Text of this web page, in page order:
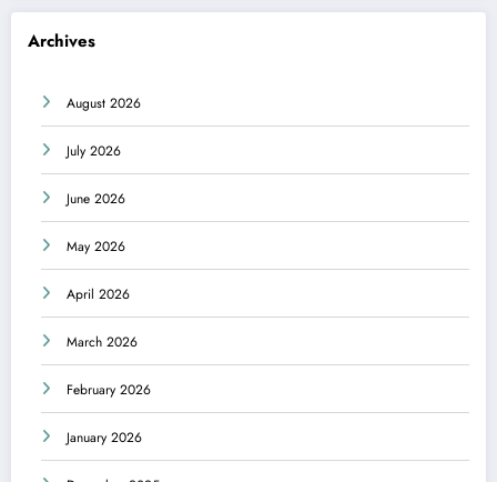
Archives
August 2026
July 2026
June 2026
May 2026
April 2026
March 2026
February 2026
January 2026